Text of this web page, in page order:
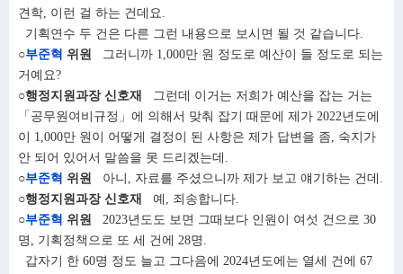
견학, 이런 걸 하는 건데요.
기획연수 두 건은 다른 그런 내용으로 보시면 될 것 같습니다.
○부준혁 위원
그러니까 1,000만 원 정도로 예산이 들 정도로 되는
거예요?
○행정지원과장 신호재
그런데 이거는 저희가 예산을 잡는 거는
「공무원여비규정」에 의해서 맞춰 잡기 때문에 제가 2022년도에
이 1,000만 원이 어떻게 결정이 된 사항은 제가 답변을 좀, 숙지가
안 되어 있어서 말씀을 못 드리겠는데.
○부준혁 위원
아니, 자료를 주셨으니까 제가 보고 얘기하는 건데.
○행정지원과장 신호재
예, 죄송합니다.
○부준혁 위원
2023년도도 보면 그때보다 인원이 여섯 건으로 30
명, 기획정책으로 또 세 건에 28명.
갑자기 한 60명 정도 늘고 그다음에 2024년도에는 열세 건에 67